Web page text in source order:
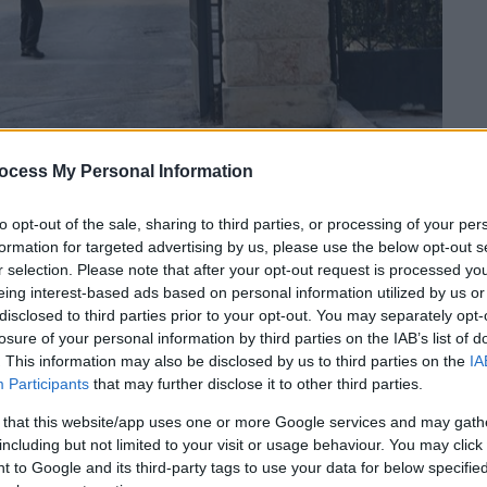
My Personal Information
opt-out of the sale, sharing to third parties, or processing of your
for targeted advertising by us, please use the below opt-out
selection. Please note that after your opt-out request is processed
interest-based ads based on personal information utilized by us
to third parties prior to your opt-out. You may separately
of your personal information by third parties on the IAB’s list of
This information may also be disclosed by us to third parties on the
Participants that may further disclose it to other third parties.
that this website/app uses one or more Google services and may
but not limited to your visit or usage behaviour. You may
to Google and its third-party tags to use your data for below
το ΕΘΝΟΣ στη Google
Κολλέγιο Αθηνώντην Πέμπτη, δίνει η
για το περιστατικό που προκάλεσε
των αρχών .
χώρους του σχολείου, μαθητές
αλλά για να… συναντήσουν φίλους